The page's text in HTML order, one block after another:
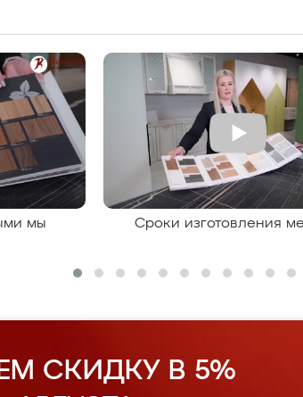
мы
Сроки изготовления
СКИДКУ В 5%